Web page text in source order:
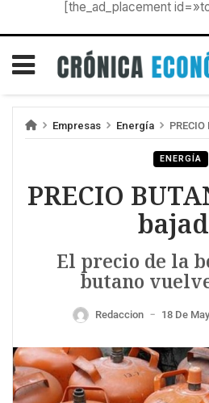
[the_ad_placement
Empresas Energía
ENERGÍA
PRECIO
El precio de la
butano
Redaccion — 18 De